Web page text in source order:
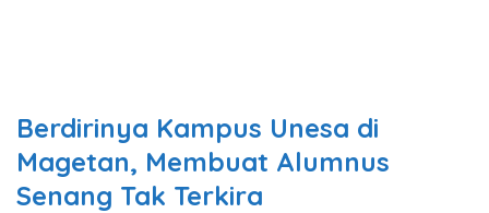
Berdirinya Kampus Unesa di
Magetan, Membuat Alumnus
Senang Tak Terkira